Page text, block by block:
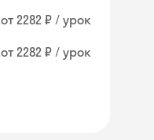
от 2282 ₽ / урок
от 2282 ₽ / урок